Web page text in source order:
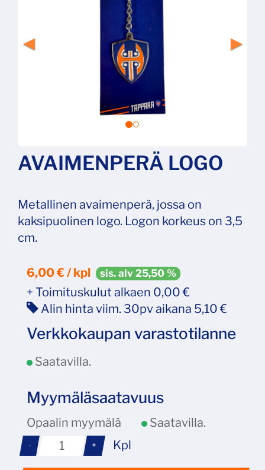
AVAIMENPERÄ LOGO
Metallinen avaimenperä, jossa on
kaksipuolinen logo. Logon korkeus on 3,5
cm.
6,00 € / kpl sis. alv 25,50 %
+ Toimituskulut alkaen 0,00 €
Alin hinta viim. 30pv aikana 5,10 €
Verkkokaupan varastotilanne
Saatavilla.
Myymäläsaatavuus
Opaalin myymälä Saatavilla.
- + Kpl